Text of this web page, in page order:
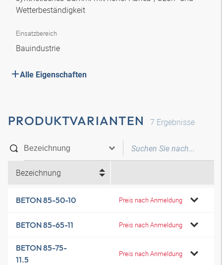
Wetterbeständigkeit
Einsatzbereich
Bauindustrie
Alle Eigenschaften
PRODUKTVARIANTEN 7 Ergebnisse
Bezeichnung
BETON 85-50-10 Preis nach Anmeldung
BETON 85-65-11 Preis nach Anmeldung
BETON 85-75-
11.5
Preis nach Anmeldung